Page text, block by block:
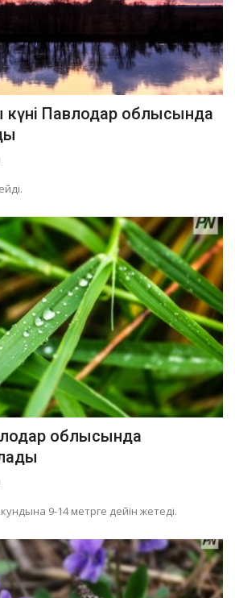
күні Павлодар облысында
облысында
9-14 метрге дейін жетеді.